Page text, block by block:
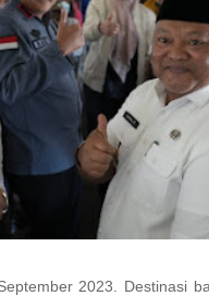
2023. Destinasi